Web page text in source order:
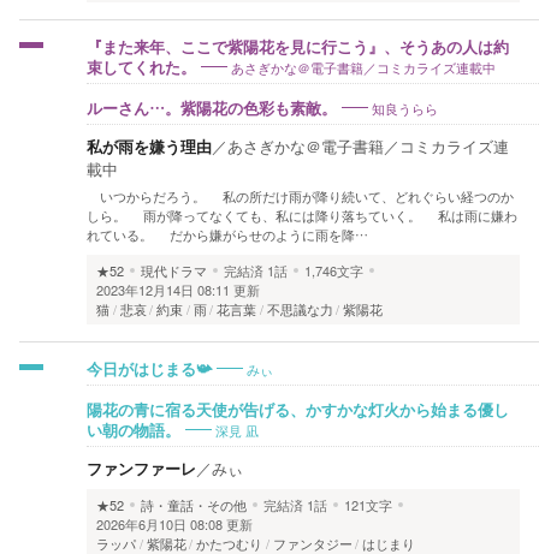
『また来年、ここで紫陽花を見に行こう』、そうあの人は約
束してくれた。
あさぎかな＠電子書籍／コミカライズ連載中
ルーさん…。紫陽花の色彩も素敵。 知良うらら
私が雨を嫌う理由／あさぎかな＠電子書籍／コミカライズ連
載中
いつからだろう。 私の所だけ雨が降り続いて、どれぐらい経つのか
しら。 雨が降ってなくても、私には降り落ちていく。 私は雨に嫌わ
れている。 だから嫌がらせのように雨を降…
★52
現代ドラマ 完結済 1話
1,746文字
2023年12月14日 08:11 更新
猫 悲哀 約束 雨 花言葉 不思議な力 紫陽花
今日がはじまる📯 みぃ
陽花の青に宿る天使が告げる、かすかな灯火から始まる優し
い朝の物語。
深見 凪
ファンファーレ ／みぃ
★52 詩・童話・その他 完結済 1話
121文字
2026年6月10日 08:08 更新
ラッパ 紫陽花 かたつむり ファンタジー はじまり